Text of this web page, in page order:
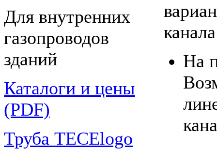
Для внутренних
газопроводов
зданий
Каталоги и цены
(PDF)
Труба TECElogo
На